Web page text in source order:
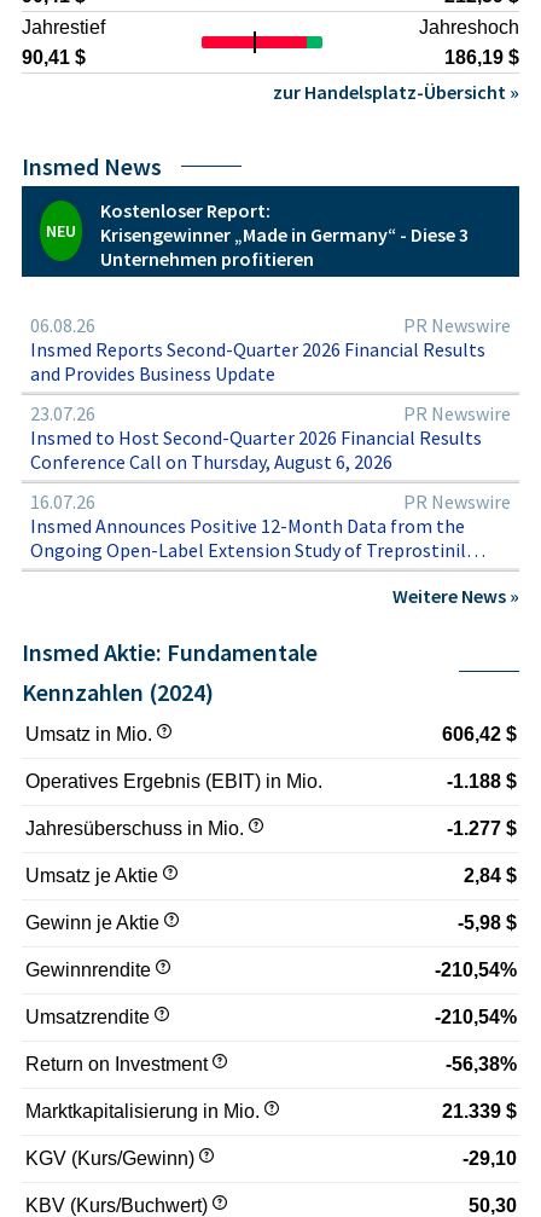
Finanzierung umfangreicher Studienprogramme. Für
konservative Anleger ist daher wesentlich, diese inhärente
Volatilität und Binärität der Werttreiber im Biotech-Sektor
bei der Portfoliostrukturierung zu berücksichtigen und das
Engagement in einen breiter diversifizierten Anlagekontext
Jahrestief
90,41 $
Jahreshoch
186,19 $
zur Handelsplatz-Übersicht »
Insmed News
NEU
Kostenloser Report:
Krisengewinner „Made in Germany“ - Diese 3
Unternehmen profitieren
06.08.26
PR Newswire
Insmed Reports Second-Quarter 2026 Financial Results
and Provides Business Update
23.07.26
PR Newswire
Insmed to Host Second-Quarter 2026 Financial Results
Conference Call on Thursday, August 6, 2026
16.07.26
PR Newswire
Insmed Announces Positive 12-Month Data from the
Ongoing Open-Label Extension Study of Treprostinil
Palmitil Inhalation Powder (TPIP) in Patients with
Weitere News »
Insmed Aktie: Fundamentale
Kennzahlen (2024)
Umsatz in Mio. 606,42 $
Operatives Ergebnis (EBIT) in Mio. -1.188 $
Jahresüberschuss in Mio. -1.277 $
Umsatz je Aktie 2,84 $
Gewinn je Aktie -5,98 $
Gewinnrendite -210,54%
Umsatzrendite -210,54%
Return on Investment -56,38%
Marktkapitalisierung in Mio. 21.339 $
KGV (Kurs/Gewinn) -29,10
KBV (Kurs/Buchwert) 50,30